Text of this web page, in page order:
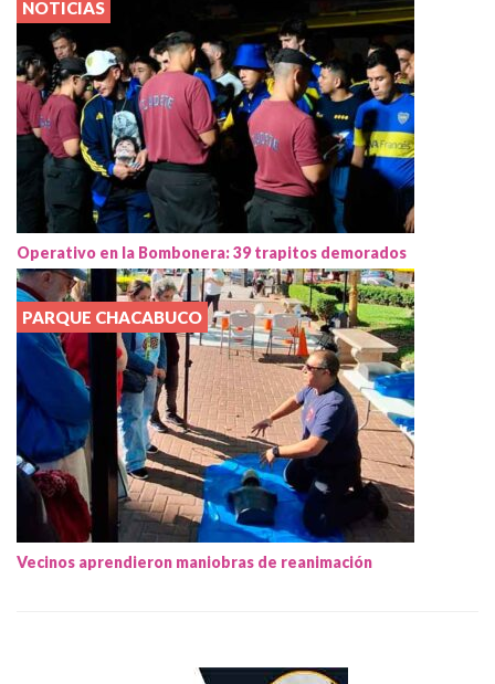
NOTICIAS
Operativo en la Bombonera: 39 trapitos demorados
PARQUE CHACABUCO
Vecinos aprendieron maniobras de reanimación